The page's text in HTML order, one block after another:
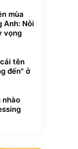
mùa
Anh: Nỗi
vọng
tên
đến" ở
nhào